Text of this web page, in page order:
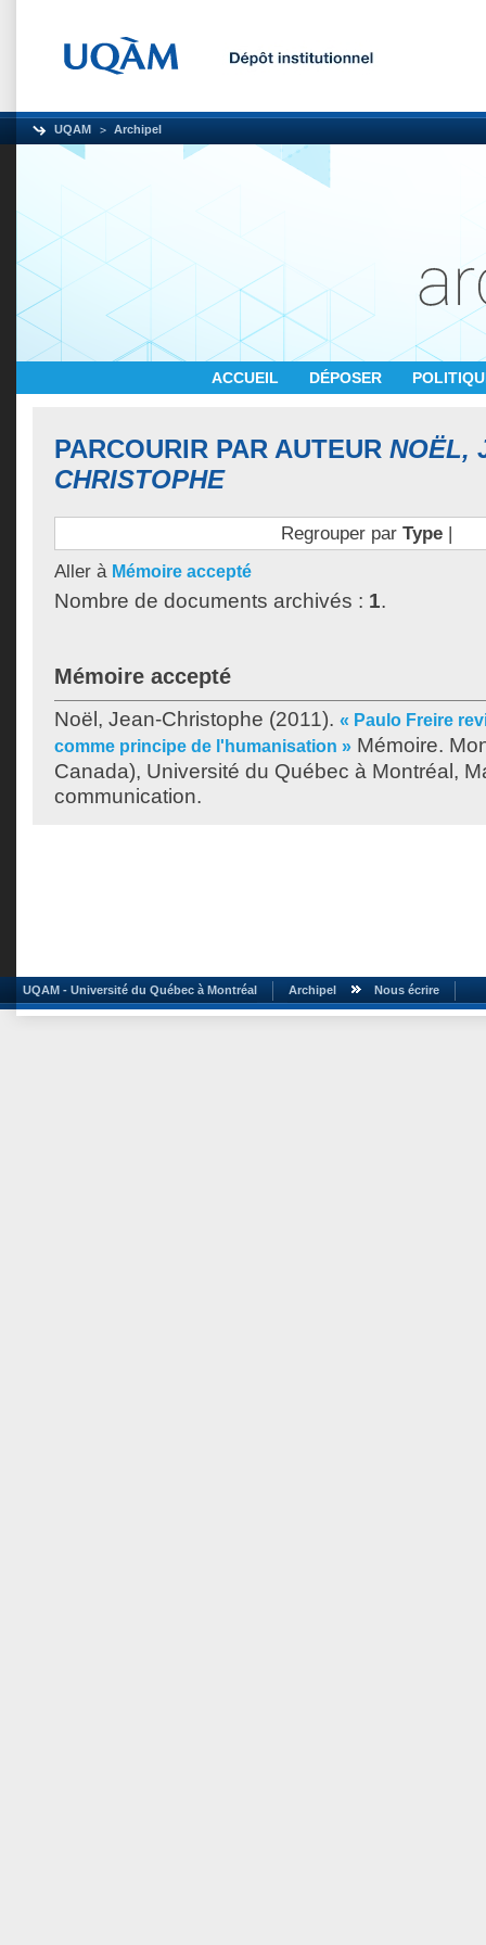
UQAM Archipel
ACCUEIL DÉPOSER
PARCOURIR PAR AUTEUR NOËL,
CHRISTOPHE
Regrouper par Type|
Aller à Mémoire accepté
Nombre de documents archivés : 1.
Mémoire accepté
Noël, Jean-Christophe (2011). « Paulo Freire
comme principe de l'humanisation » Mémoire.
Canada), Université du Québec à Montréal,
communication.
UQAM - Université du Québec à Montréal Archipel Nous écrire